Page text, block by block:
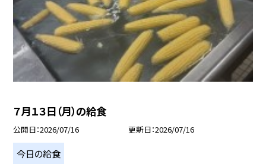
７月１３日（月）の給食
公開日 2026/07/16 更新日 2026/07/16
今日の給食